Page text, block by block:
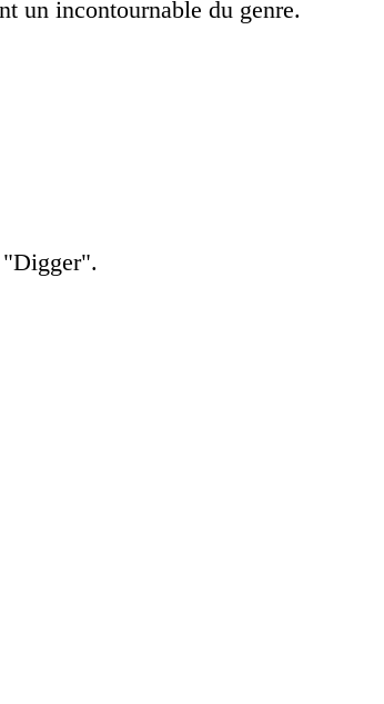
un incontournable du genre.
"Digger".